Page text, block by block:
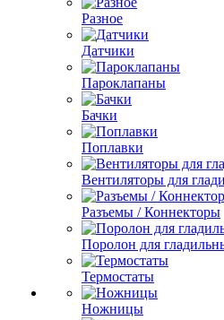
Разное
Датчики
Пароклапаны
Бачки
Поплавки
Вентиляторы для
Разъемы / Коннекторы
Поролон для
Термостаты
Ножницы